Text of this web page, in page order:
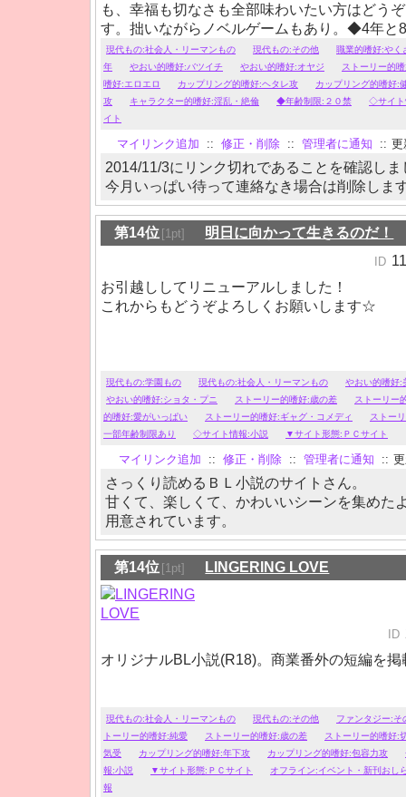
も、幸福も切なさも全部味わいたい方はどう
す。拙いながらノベルゲームもあり。◆4年と
801893シリーズ、完結しました。
現代もの:社会人・リーマンもの 現代もの:その他
職業的嗜好:やく
年
やおい的嗜好:バツイチ やおい的嗜好:オヤジ
ストーリー的
嗜好:エロエロ
カップリング的嗜好:ヘタレ攻
カップリング的嗜好:
攻
キャラクター的嗜好:淫乱・絶倫 ◆年齢制限:２０禁
◇サイト
イト
マイリンク追加 :: 修正・削除 :: 管理者に通知 :: 更
2014/11/3にリンク切れであることを確認しま
今月いっぱい待って連絡なき場合は削除しま
第14位 [1pt] 明日に向かって生きるのだ！
ID
お引越ししてリニューアルしました！
これからもどうぞよろしくお願いします☆
現代もの:学園もの 現代もの:社会人・リーマンもの
やおい的嗜好:
やおい的嗜好:ショタ・プニ
ストーリー的嗜好:歳の差
ストーリー
的嗜好:愛がいっぱい
ストーリー的嗜好:ギャグ・コメディ
ストー
一部年齢制限あり
◇サイト情報:小説 ▼サイト形態:ＰＣサイト
マイリンク追加 :: 修正・削除 :: 管理者に通知 ::
さっくり読めるＢＬ小説のサイトさん。
甘くて、楽しくて、かわいいシーンを集めた
用意されています。
第14位 [1pt] LINGERING LOVE
ID
オリジナルBL小説(R18)。商業番外の短編を
現代もの:社会人・リーマンもの 現代もの:その他
ファンタジー:そ
トーリー的嗜好:純愛
ストーリー的嗜好:歳の差
ストーリー的嗜好:
気受
カップリング的嗜好:年下攻 カップリング的嗜好:包容力攻
報:小説
▼サイト形態:ＰＣサイト
オフライン:イベント・新刊おし
報